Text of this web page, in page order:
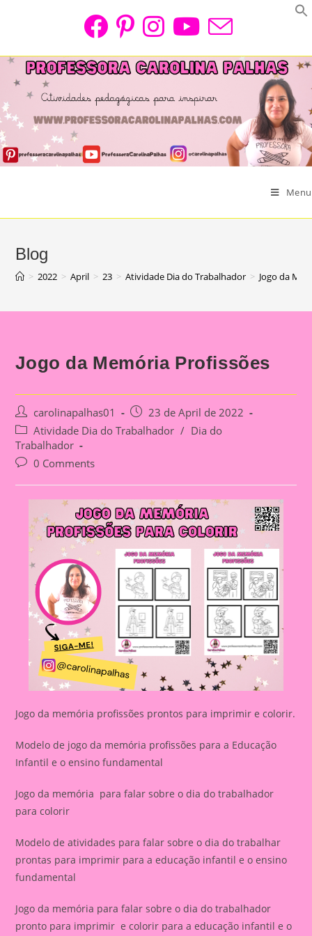
Menu
Blog
> 2022 > April > 23 > Atividade Dia do Trabalhador > Jogo da
Jogo da Memória Profissões
Post
author:
carolinapalhas01
Post
published:
23 de April de 2022
Post
category:
Atividade Dia do Trabalhador / Dia do
Trabalhador
Post0 Comments
Jogo da memória profissões prontos para imprimir e colorir.
Modelo de jogo da memória profissões para a Educação
Infantil e o ensino fundamental
Jogo da memória para falar sobre o dia do trabalhador
para colorir
Modelo de atividades para falar sobre o dia do trabalhar
prontas para imprimir para a educação infantil e o ensino
fundamental
Jogo da memória para falar sobre o dia do trabalhador
pronto para imprimir e colorir para a educação infantil e o